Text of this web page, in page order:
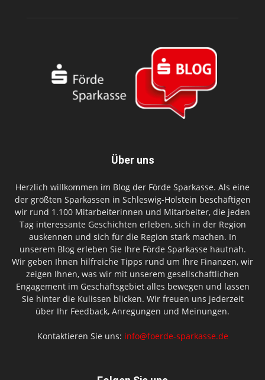
Über uns
Herzlich willkommen im Blog der Förde Sparkasse. Als eine
der größten Sparkassen in Schleswig-Holstein beschäftigen
wir rund 1.100 Mitarbeiterinnen und Mitarbeiter, die jeden
Tag interessante Geschichten erleben, sich in der Region
auskennen und sich für die Region stark machen. In
unserem Blog erleben Sie Ihre Förde Sparkasse hautnah.
Wir geben Ihnen hilfreiche Tipps rund um Ihre Finanzen, wir
zeigen Ihnen, was wir mit unserem gesellschaftlichen
Engagement im Geschäftsgebiet alles bewegen und lassen
Sie hinter die Kulissen blicken. Wir freuen uns jederzeit
über Ihr Feedback, Anregungen und Meinungen.
Kontaktieren Sie uns: info@foerde-sparkasse.de